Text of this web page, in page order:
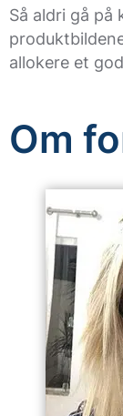
Så aldri gå på
allokere et
Om